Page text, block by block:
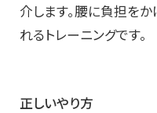
介します。腰に負担を
れるトレーニングです。
正しいやり方